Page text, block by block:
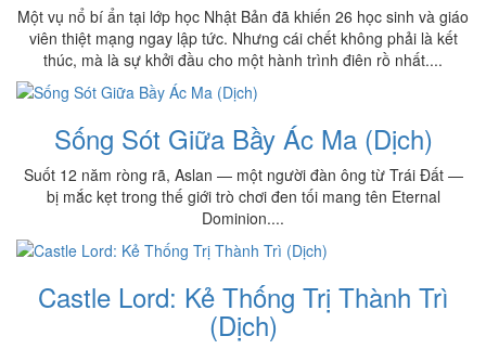
Một vụ nổ bí ẩn tại lớp học Nhật Bản đã khiến 26 học sinh và giáo
viên thiệt mạng ngay lập tức. Nhưng cái chết không phải là kết
thúc, mà là sự khởi đầu cho một hành trình điên rồ nhất....
Sống Sót Giữa Bầy Ác Ma (Dịch)
Suốt 12 năm ròng rã, Aslan — một người đàn ông từ Trái Đất —
bị mắc kẹt trong thế giới trò chơi đen tối mang tên Eternal
Dominion....
Castle Lord: Kẻ Thống Trị Thành Trì
(Dịch)